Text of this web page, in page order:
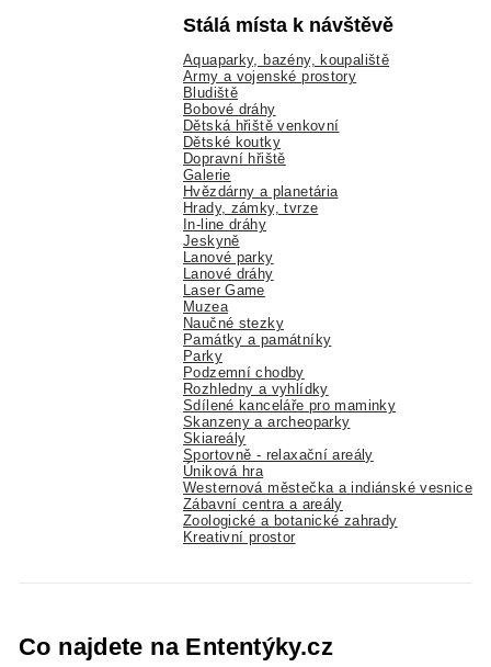
Stálá místa k návštěvě
Aquaparky, bazény, koupaliště
Army a vojenské prostory
Bludiště
Bobové dráhy
Dětská hřiště venkovní
Dětské koutky
Dopravní hřiště
Galerie
Hvězdárny a planetária
Hrady, zámky, tvrze
In-line dráhy
Jeskyně
Lanové parky
Lanové dráhy
Laser Game
Muzea
Naučné stezky
Památky a památníky
Parky
Podzemní chodby
Rozhledny a vyhlídky
Sdílené kanceláře pro maminky
Skanzeny a archeoparky
Skiareály
Sportovně - relaxační areály
Úniková hra
Westernová městečka a indiánské vesnice
Zábavní centra a areály
Zoologické a botanické zahrady
Kreativní prostor
Co najdete na Ententýky.cz